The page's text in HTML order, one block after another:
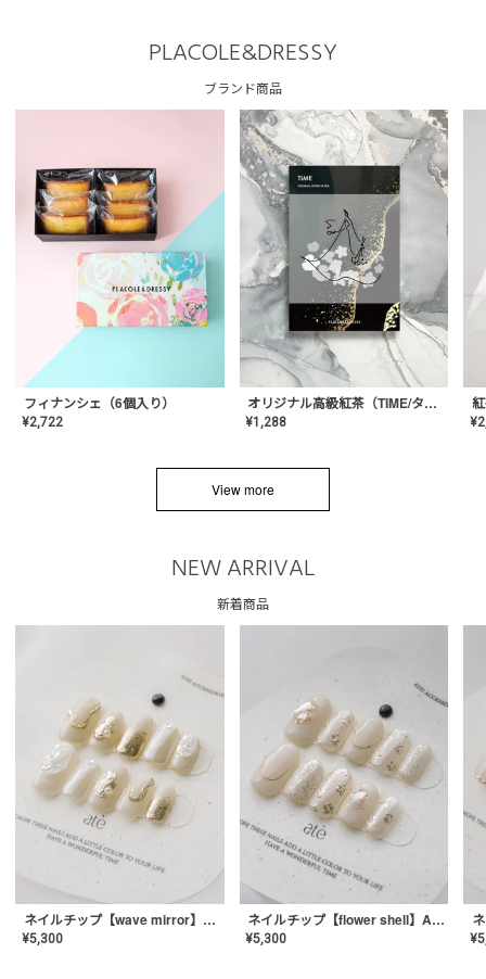
PLACOLE&DRESSY
ブランド商品
フィナンシェ（6個入り）
¥2,722
オリジナル高級紅茶（TIME/タイム）【ギフト/プチギフト/プレゼント/内祝い/結婚式/オリジナル配合/高品質/ハーブティー/茶葉/記念日/お返し/手土産/美容/おしゃれ】
¥1,288 ¥
View more
NEW ARRIVAL
新着商品
ネイルチップ【wave mirror】AE-CONA-04
¥5,300
ネイルチップ【flower shell】AE-CONA-03
¥5,300 ¥